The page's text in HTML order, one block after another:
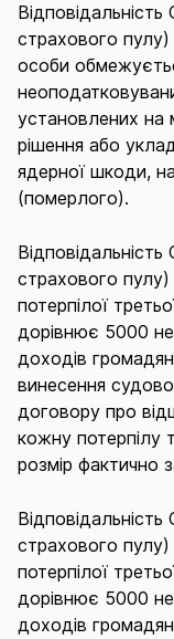
страхового пулу)
особи
установлених на
рішення або
ядерної шкоди,
(померлого).
страхового
потерпілої
дорівнює 5000
доходів
винесення
договору про
кожну потерпілу
розмір фактично
страхового
потерпілої
дорівнює 5000
доходів